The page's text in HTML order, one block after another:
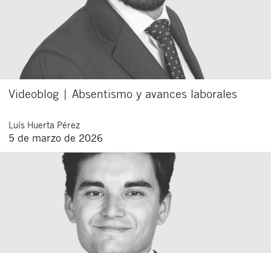
Videoblog | Absentismo y avances laborales
Luís Huerta Pérez
5 de marzo de 2026